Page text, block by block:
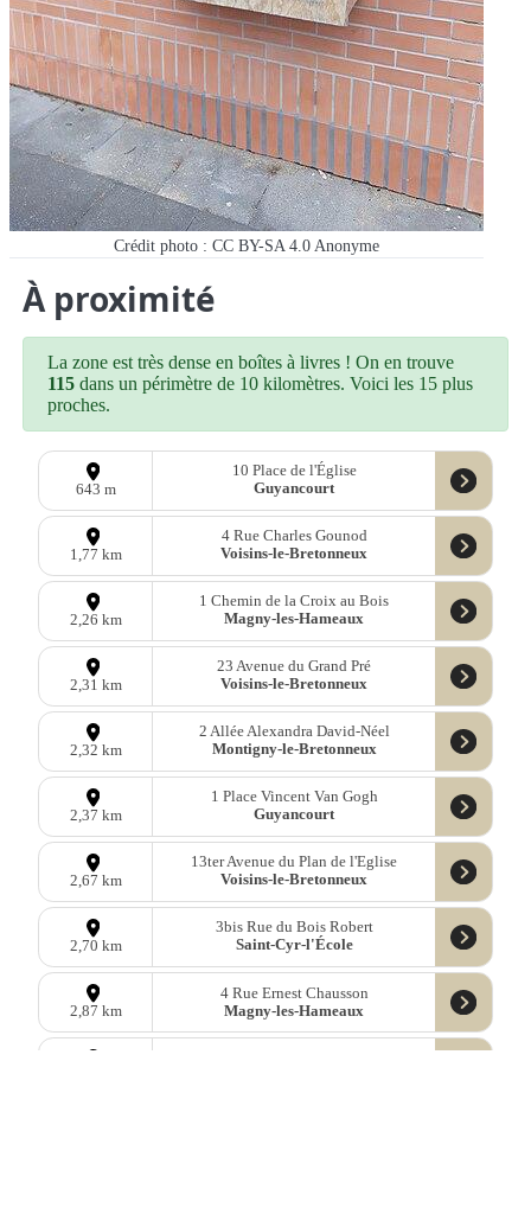
Crédit photo : CC BY-SA 4.0 Anonyme
À proximité
La zone est très dense en boîtes à livres ! On en trouve
115 dans un périmètre de 10 kilomètres. Voici les 15 plus
proches.
643 m
10 Place de l'Église
Guyancourt
1,77 km
4 Rue Charles Gounod
Voisins-le-Bretonneux
2,26 km
1 Chemin de la Croix au Bois
Magny-les-Hameaux
2,31 km
23 Avenue du Grand Pré
Voisins-le-Bretonneux
2,32 km
2 Allée Alexandra David-Néel
Montigny-le-Bretonneux
2,37 km
1 Place Vincent Van Gogh
Guyancourt
2,67 km
13ter Avenue du Plan de l'Eglise
Voisins-le-Bretonneux
2,70 km
3bis Rue du Bois Robert
Saint-Cyr-l'École
2,87 km
4 Rue Ernest Chausson
Magny-les-Hameaux